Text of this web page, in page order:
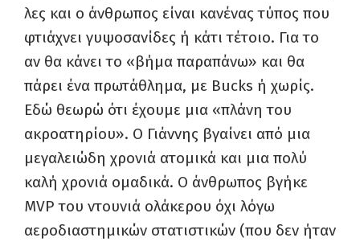
λες και ο άνθρωπος είναι κανένας τύπος που
φτιάχνει γυψοσανίδες ή κάτι τέτοιο. Για το
αν θα κάνει το «βήμα παραπάνω» και θα
πάρει ένα πρωτάθλημα, με Bucks ή χωρίς.
Εδώ θεωρώ ότι έχουμε μια «πλάνη του
ακροατηρίου». Ο Γιάννης βγαίνει από μια
μεγαλειώδη χρονιά ατομικά και μια πολύ
καλή χρονιά ομαδικά. Ο άνθρωπος βγήκε
MVP του ντουνιά ολάκερου όχι λόγω
αεροδιαστημικών στατιστικών (που δεν ήταν